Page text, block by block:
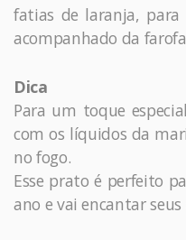
fatias de laranja,
acompanhado da
Dica
Para um toque
com os líquidos da
no fogo.
Esse prato é perfeito
ano e vai encantar